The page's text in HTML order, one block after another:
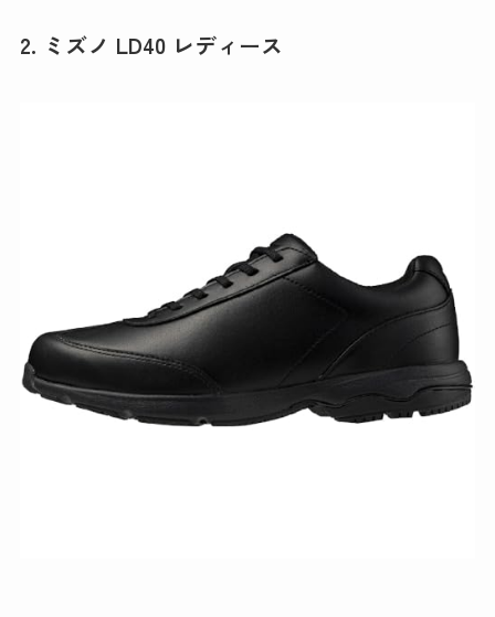
2. ミズノ LD40 レディース